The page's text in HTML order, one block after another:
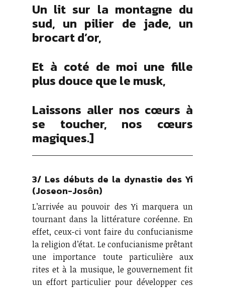
Un lit sur la montagne du
sud, un pilier de jade, un
brocart d’or,
Et à coté de moi une fille
plus douce que le musk,
Laissons aller nos cœurs à
se toucher, nos cœurs
magiques.]
3/ Les débuts de la dynastie des Yi
(Joseon-Josôn)
L’arrivée au pouvoir des Yi marquera un
tournant dans la littérature coréenne. En
effet, ceux-ci vont faire du confucianisme
la religion d’état. Le confucianisme prêtant
une importance toute particulière aux
rites et à la musique, le gouvernement fit
un effort particulier pour développer ces